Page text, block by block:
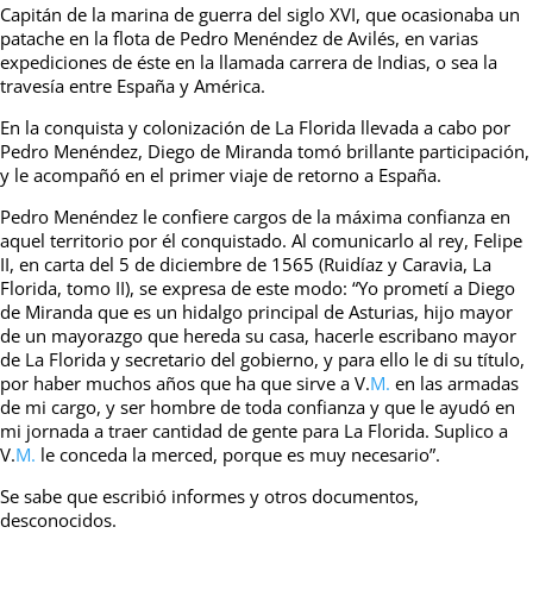
Capitán de la marina de guerra del siglo XVI, que ocasionaba un
patache en la flota de Pedro Menéndez de Avilés, en varias
expediciones de éste en la llamada carrera de Indias, o sea la
travesía entre España y América.
En la conquista y colonización de La Florida llevada a cabo por
Pedro Menéndez, Diego de Miranda tomó brillante participación,
y le acompañó en el primer viaje de retorno a España.
Pedro Menéndez le confiere cargos de la máxima confianza en
aquel territorio por él conquistado. Al comunicarlo al rey, Felipe
II, en carta del 5 de diciembre de 1565 (Ruidíaz y Caravia, La
Florida, tomo II), se expresa de este modo: “Yo prometí a Diego
de Miranda que es un hidalgo principal de Asturias, hijo mayor
de un mayorazgo que hereda su casa, hacerle escribano mayor
de La Florida y secretario del gobierno, y para ello le di su título,
por haber muchos años que ha que sirve a V.M. en las armadas
de mi cargo, y ser hombre de toda confianza y que le ayudó en
mi jornada a traer cantidad de gente para La Florida. Suplico a
V.M. le conceda la merced, porque es muy necesario”.
Se sabe que escribió informes y otros documentos,
desconocidos.